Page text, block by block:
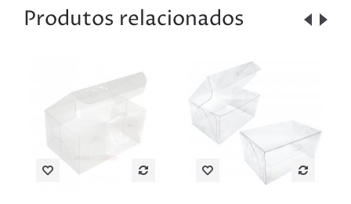
Produtos relacionados